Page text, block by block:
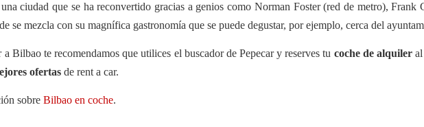
ciudad que se ha reconvertido gracias a genios como Norman Foster (red de metro), Frank
se mezcla con su magnífica gastronomía que se puede degustar, por ejemplo, cerca del
a Bilbao te recomendamos que utilices el buscador de Pepecar y reserves tu coche de alquiler
ofertas de rent a car.
sobre Bilbao en coche.